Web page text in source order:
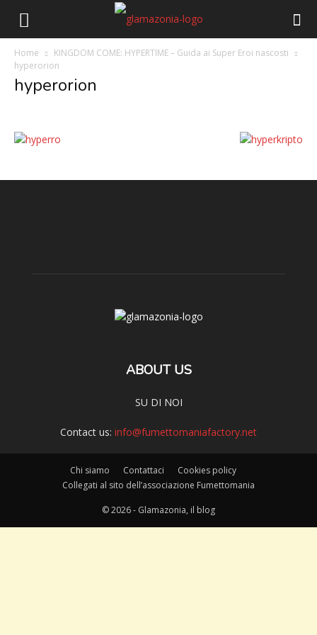
Home
KINGDOM COME: HYPERTIME – Guida ai Super Eroi nascosti
hyperorion
hyperorion
ABOUT US
SU DI NOI
Contact us: info@fumettomaniafactory.net
Chi siamo Contattaci
Cookies policy
Collegati al sito dell’associazione Fumettomania
© 2026 - Glamazonia, il blog